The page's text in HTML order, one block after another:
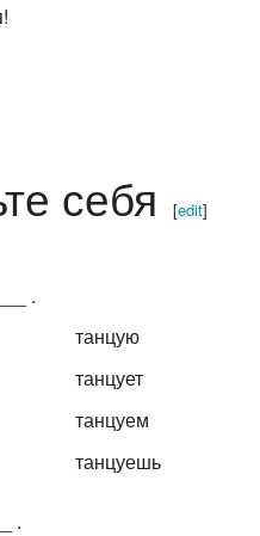
себя [edit]
.
танцую
танцует
танцуем
танцуешь